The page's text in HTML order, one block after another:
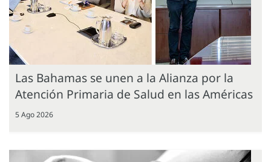
Las Bahamas se unen a la Alianza por la
Atención Primaria de Salud en las Américas
5 Ago 2026